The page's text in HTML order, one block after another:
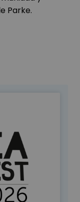
Parke.